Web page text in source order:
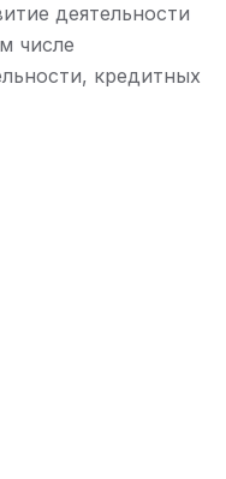
деятельности
числе
кредитных